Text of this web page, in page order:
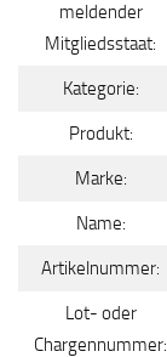
meldender
Mitgliedsstaat:
Kategorie:
Produkt:
Marke:
Name:
Artikelnummer:
Lot- oder
Chargennummer: